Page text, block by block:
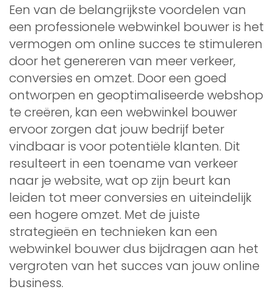
Een van de belangrijkste voordelen van
een professionele webwinkel bouwer is het
vermogen om online succes te stimuleren
door het genereren van meer verkeer,
conversies en omzet. Door een goed
ontworpen en geoptimaliseerde webshop
te creëren, kan een webwinkel bouwer
ervoor zorgen dat jouw bedrijf beter
vindbaar is voor potentiële klanten. Dit
resulteert in een toename van verkeer
naar je website, wat op zijn beurt kan
leiden tot meer conversies en uiteindelijk
een hogere omzet. Met de juiste
strategieën en technieken kan een
webwinkel bouwer dus bijdragen aan het
vergroten van het succes van jouw online
business.